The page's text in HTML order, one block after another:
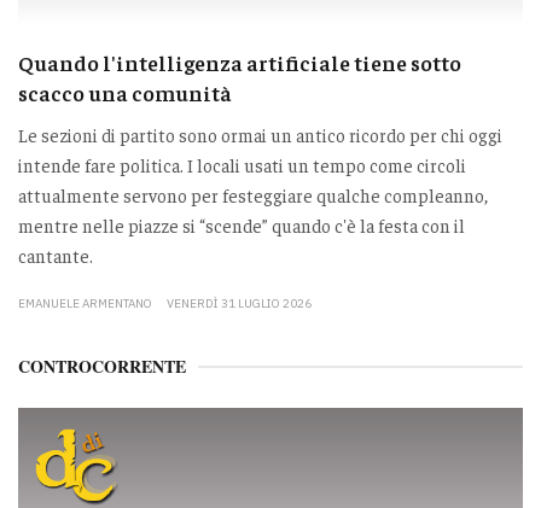
Quando l'intelligenza artificiale tiene sotto
scacco una comunità
Le sezioni di partito sono ormai un antico ricordo per chi oggi
intende fare politica. I locali usati un tempo come circoli
attualmente servono per festeggiare qualche compleanno,
mentre nelle piazze si “scende” quando c'è la festa con il
cantante.
EMANUELE ARMENTANO VENERDÌ 31 LUGLIO 2026
CONTROCORRENTE